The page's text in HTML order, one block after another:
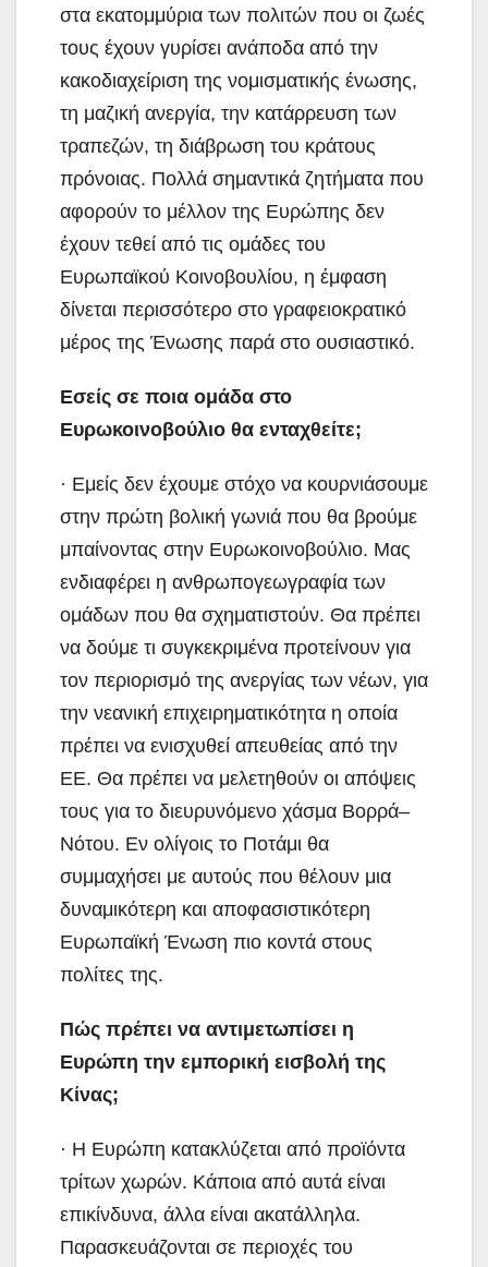
στα εκατομμύρια των πολιτών που οι ζωές
τους έχουν γυρίσει ανάποδα από την
κακοδιαχείριση της νομισματικής ένωσης,
τη μαζική ανεργία, την κατάρρευση των
τραπεζών, τη διάβρωση του κράτους
πρόνοιας. Πολλά σημαντικά ζητήματα που
αφορούν το μέλλον της Ευρώπης δεν
έχουν τεθεί από τις ομάδες του
Ευρωπαϊκού Κοινοβουλίου, η έμφαση
δίνεται περισσότερο στο γραφειοκρατικό
μέρος της Ένωσης παρά στο ουσιαστικό.
Εσείς σε ποια ομάδα στο
Ευρωκοινοβούλιο θα ενταχθείτε;
· Εμείς δεν έχουμε στόχο να κουρνιάσουμε
στην πρώτη βολική γωνιά που θα βρούμε
μπαίνοντας στην Ευρωκοινοβούλιο. Μας
ενδιαφέρει η ανθρωπογεωγραφία των
ομάδων που θα σχηματιστούν. Θα πρέπει
να δούμε τι συγκεκριμένα προτείνουν για
τον περιορισμό της ανεργίας των νέων, για
την νεανική επιχειρηματικότητα η οποία
πρέπει να ενισχυθεί απευθείας από την
ΕΕ. Θα πρέπει να μελετηθούν οι απόψεις
τους για το διευρυνόμενο χάσμα Βορρά–
Νότου. Εν ολίγοις το Ποτάμι θα
συμμαχήσει με αυτούς που θέλουν μια
δυναμικότερη και αποφασιστικότερη
Ευρωπαϊκή Ένωση πιο κοντά στους
πολίτες της.
Πώς πρέπει να αντιμετωπίσει η
Ευρώπη την εμπορική εισβολή της
Κίνας;
· Η Ευρώπη κατακλύζεται από προϊόντα
τρίτων χωρών. Κάποια από αυτά είναι
επικίνδυνα, άλλα είναι ακατάλληλα.
Παρασκευάζονται σε περιοχές του